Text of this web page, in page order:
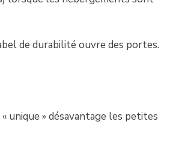
de durabilité ouvre des portes.
unique » désavantage les petites